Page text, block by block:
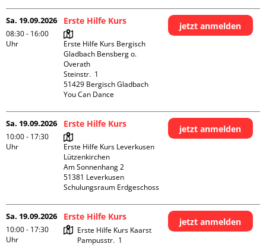
Sa. 19.09.2026
08:30 - 16:00
Uhr
Erste Hilfe Kurs
Erste Hilfe Kurs Bergisch
Gladbach Bensberg o.
Overath
Steinstr.  1
51429 Bergisch Gladbach
You Can Dance
jetzt anmelden
Sa. 19.09.2026
10:00 - 17:30
Uhr
Erste Hilfe Kurs
Erste Hilfe Kurs Leverkusen
Lützenkirchen
Am Sonnenhang 2
51381 Leverkusen
Schulungsraum Erdgeschoss
jetzt anmelden
Sa. 19.09.2026
10:00 - 17:30
Uhr
Erste Hilfe Kurs
Erste Hilfe Kurs Kaarst
Pampusstr.  1
jetzt anmelden